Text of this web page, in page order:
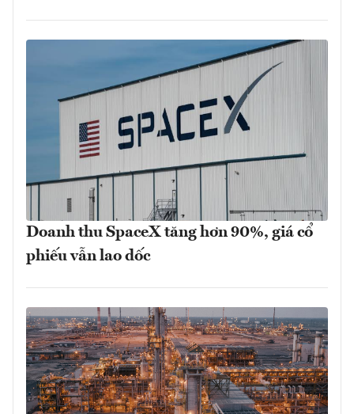
Doanh thu SpaceX tăng hơn 90%, giá cổ
phiếu vẫn lao dốc